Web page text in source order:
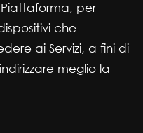
per
che
ai Servizi, a fini di
meglio la